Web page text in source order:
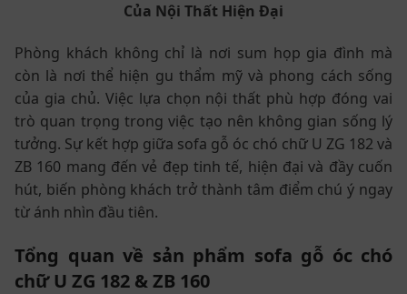
Của Nội Thất Hiện Đại
Phòng khách không chỉ là nơi sum họp gia đình mà
còn là nơi thể hiện gu thẩm mỹ và phong cách sống
của gia chủ. Việc lựa chọn nội thất phù hợp đóng vai
trò quan trọng trong việc tạo nên không gian sống lý
tưởng. Sự kết hợp giữa sofa gỗ óc chó chữ U ZG 182 và
ZB 160 mang đến vẻ đẹp tinh tế, hiện đại và đầy cuốn
hút, biến phòng khách trở thành tâm điểm chú ý ngay
từ ánh nhìn đầu tiên.
Tổng quan về sản phẩm sofa gỗ óc chó
chữ U ZG 182 & ZB 160